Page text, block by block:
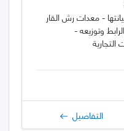
- معدات رش القار
وتوزيعه -
التفاصيل